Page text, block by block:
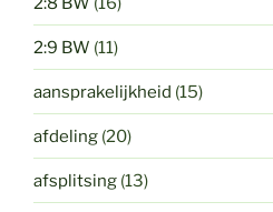
2:9 BW (11)
aansprakelijkheid (15)
afdeling (20)
afsplitsing (13)